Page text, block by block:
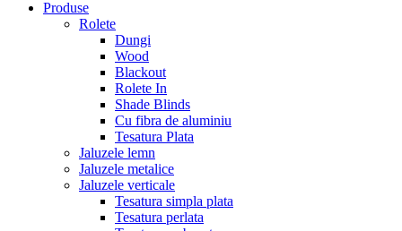
Produse
Rolete
Dungi
Wood
Blackout
Rolete In
Shade Blinds
Cu fibra de aluminiu
Tesatura Plata
Jaluzele lemn
Jaluzele metalice
Jaluzele verticale
Tesatura simpla plata
Tesatura perlata